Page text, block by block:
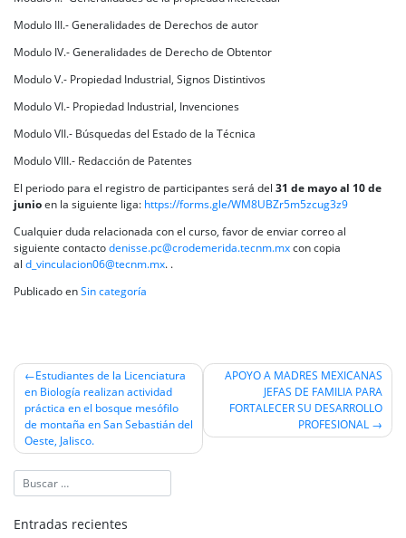
Modulo III.- Generalidades de Derechos de autor
Modulo IV.- Generalidades de Derecho de Obtentor
Modulo V.- Propiedad Industrial, Signos Distintivos
Modulo VI.- Propiedad Industrial, Invenciones
Modulo VII.- Búsquedas del Estado de la Técnica
Modulo VIII.- Redacción de Patentes
El periodo para el registro de participantes será del 31 de mayo al 10 de
junioen la siguiente liga: https://forms.gle/WM8UBZr5m5zcug3z9
Cualquier duda relacionada con el curso, favor de enviar correo al
siguiente contactodenisse.pc@crodemerida.tecnm.mxcon copia
al d_vinculacion06@tecnm.mx. .
Publicado enSin categoría
Navegación
de
entradas
Estudiantes de la Licenciatura
en Biología realizan actividad
práctica en el bosque mesófilo
de montaña en San Sebastián del
Oeste, Jalisco.
APOYO A MADRES MEXICANAS
JEFAS DE FAMILIA PARA
FORTALECER SU DESARROLLO
PROFESIONAL
Entradas recientes